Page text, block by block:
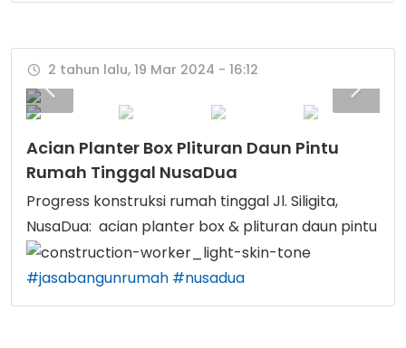
2 tahun lalu, 19 Mar 2024 - 16:12
Acian Planter Box Plituran Daun Pintu
Rumah Tinggal NusaDua
Progress konstruksi rumah tinggal Jl. Siligita,
NusaDua: acian planter box & plituran daun pintu
#jasabangunrumah #nusadua